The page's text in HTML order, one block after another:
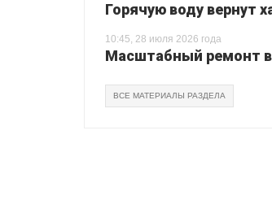
Горячую воду вернут
10:45, 28 июля 2026 года
Масштабный ремонт
ВСЕ МАТЕРИАЛЫ РАЗДЕЛА